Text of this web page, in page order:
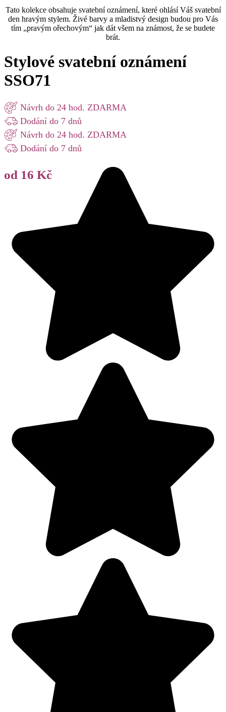
Tato kolekce obsahuje svatební oznámení, které ohlásí Váš svatební
den hravým stylem. Živé barvy a mladistvý design budou pro Vás
tím „pravým ořechovým“ jak dát všem na známost, že se budete
brát.
Stylové svatební oznámení
SSO71
Návrh do 24 hod. ZDARMA
Dodání do 7 dnů
Návrh do 24 hod. ZDARMA
Dodání do 7 dnů
od 16 Kč